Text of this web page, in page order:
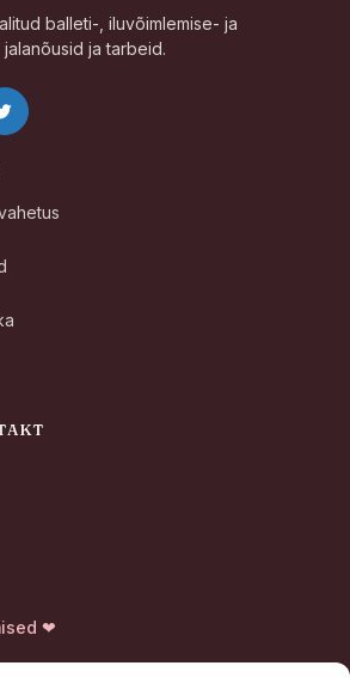
balleti-, iluvõimlemise- ja
ja tarbeid.
❤